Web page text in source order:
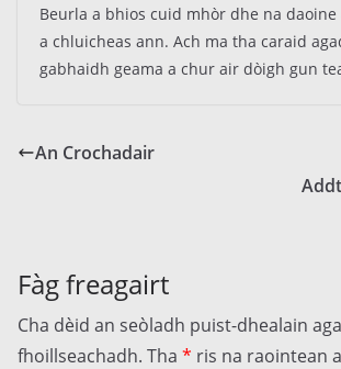
Beurla a bhios cuid mhòr dhe na
a chluicheas ann. Ach ma tha caraid
gabhaidh geama a chur air dòigh gun
An Crochadair
Fàg freagairt
Cha dèid an seòladh puist-dhealain
fhoillseachadh. Tha * ris na raointean